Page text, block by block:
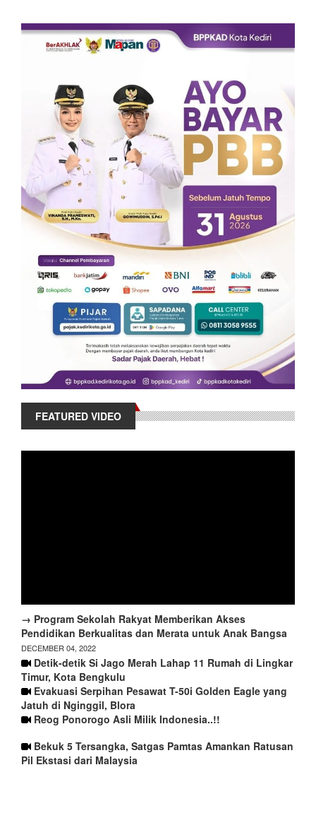
FEATURED VIDEO
→ Program Sekolah Rakyat Memberikan Akses
Pendidikan Berkualitas dan Merata untuk Anak Bangsa
DECEMBER 04, 2022
Detik-detik Si Jago Merah Lahap 11 Rumah di Lingkar
Timur, Kota Bengkulu
Evakuasi Serpihan Pesawat T-50i Golden Eagle yang
Jatuh di Nginggil, Blora
Reog Ponorogo Asli Milik Indonesia..!!
Bekuk 5 Tersangka, Satgas Pamtas Amankan Ratusan
Pil Ekstasi dari Malaysia